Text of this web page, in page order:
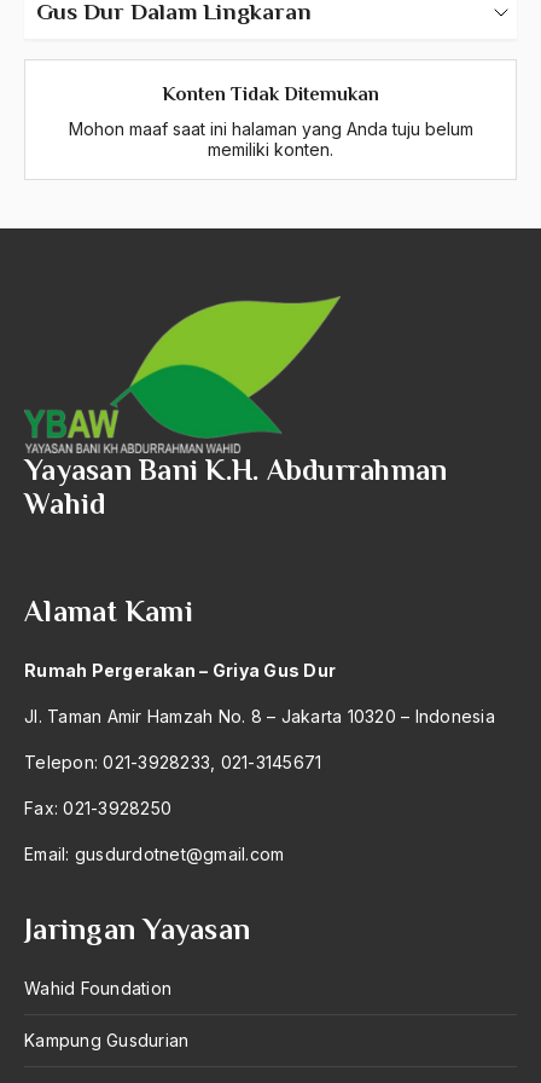
Konten Tidak Ditemukan
Mohon maaf saat ini halaman yang Anda tuju belum
memiliki konten.
Gus Dur Dalam Lingkaran
Periode Masa Belajar di Luar Negeri
Yayasan Bani K.H. Abdurrahman
Wahid
Alamat Kami
Rumah Pergerakan – Griya Gus Dur
Jl. Taman Amir Hamzah No. 8 – Jakarta 10320 – Indonesia
Telepon: 021-3928233, 021-3145671
Fax: 021-3928250
Email: gusdurdotnet@gmail.com
Jaringan Yayasan
Wahid Foundation
Kampung Gusdurian